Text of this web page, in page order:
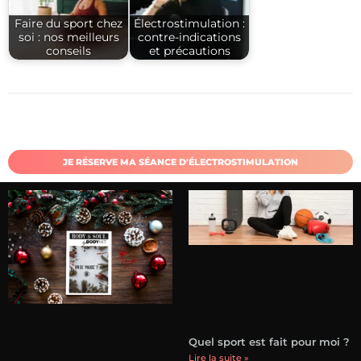
Faire du sport chez
soi : nos meilleurs
conseils
Électrostimulation :
contre-indications
et précautions
JE RÉSERVE MA SÉANCE D'ÉLECTROSTIMULATION
Quel sport est fait pour moi ?
Lire la suite »